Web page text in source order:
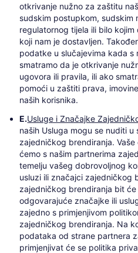
otkrivanje nužno za zaštitu
sudskim postupkom, sudskim
regulatornog tijela ili bilo
koji nam je dostavljen.
podatke u slučajevima kada s
smatramo da je otkrivanje
ugovora ili pravila, ili ako
pomoći u zaštiti prava,
naših korisnika.
E.Usluge i Značajke
naših Usluga mogu se nuditi
zajedničkog brendiranja.
ćemo s našim partnerima
temelju vašeg dobrovoljnog
usluzi ili značajci zajedničkog
zajedničkog brendiranja bit
odgovarajuće značajke ili
zajedno s primjenjivom
zajedničkog brendiranja. Na
podataka od strane partnera
primjenjivat će se politika